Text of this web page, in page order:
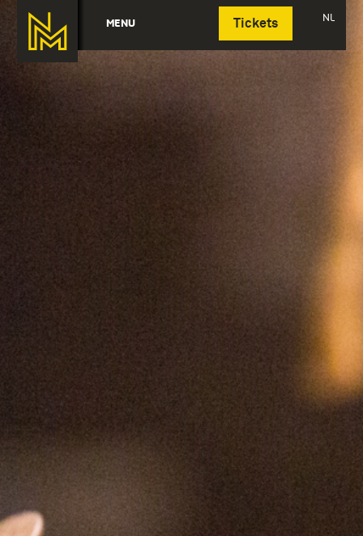
MENU Tickets NL
Deutsch